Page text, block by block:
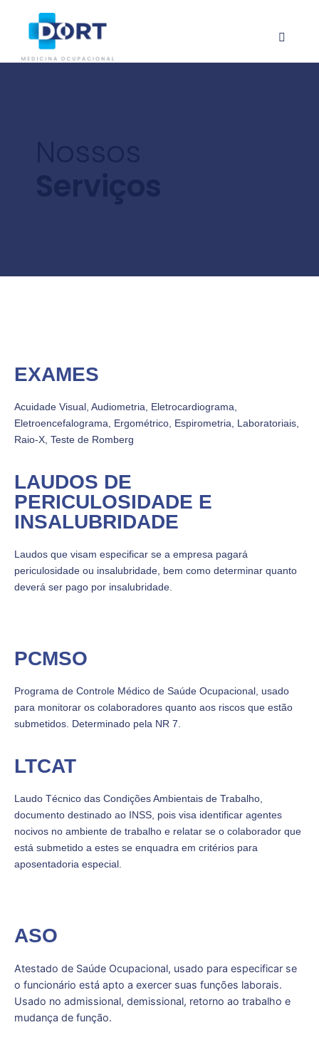
EXAMES
Acuidade Visual, Audiometria, Eletrocardiograma,
Eletroencefalograma, Ergométrico, Espirometria, Laboratoriais,
Raio-X, Teste de Romberg
LAUDOS DE
PERICULOSIDADE E
INSALUBRIDADE
Laudos que visam especificar se a empresa pagará
periculosidade ou insalubridade, bem como determinar quanto
deverá ser pago por insalubridade.
PCMSO
Programa de Controle Médico de Saúde Ocupacional, usado
para monitorar os colaboradores quanto aos riscos que estão
submetidos. Determinado pela NR 7.
LTCAT
Laudo Técnico das Condições Ambientais de Trabalho,
documento destinado ao INSS, pois visa identificar agentes
nocivos no ambiente de trabalho e relatar se o colaborador que
está submetido a estes se enquadra em critérios para
aposentadoria especial.
ASO
Atestado de Saúde Ocupacional, usado para especificar se
o funcionário está apto a exercer suas funções laborais.
Usado no admissional, demissional, retorno ao trabalho e
mudança de função.